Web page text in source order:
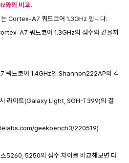
와의 비교.
Cortex-A7 쿼드코어 1.3GHz 입니다.
A7 쿼드코어 1.3GHz의 점수와 같을까
쿼드코어 1.4GHz인 Shannon222AP의 긱
라이트(Galaxy Light, SGH-T399)의 결
geekbench3/220519)
5260, 5250의 점수 차이를 비교해보면 다